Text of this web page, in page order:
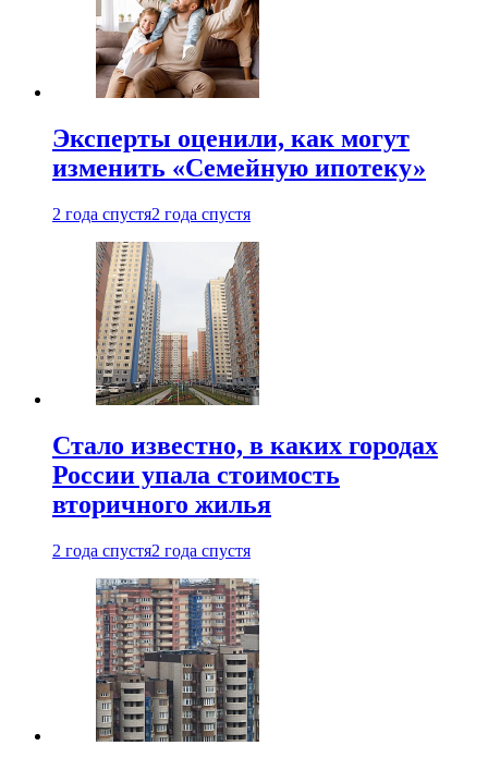
Эксперты оценили, как могут
изменить «Семейную ипотеку»
2 года спустя2 года спустя
Стало известно, в каких городах
России упала стоимость
вторичного жилья
2 года спустя2 года спустя